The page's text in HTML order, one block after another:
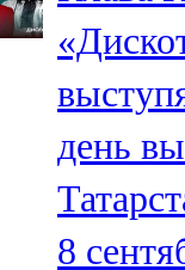
Кама
71,51
107,9
день
8